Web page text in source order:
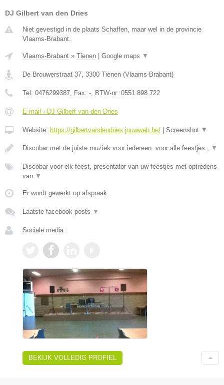
DJ Gilbert van den Dries
Niet gevestigd in de plaats Schaffen, maar wel in de provincie
Vlaams-Brabant.
Vlaams-Brabant » Tienen Google maps ▼
De Brouwerstraat 37 3300 Tienen (Vlaams-Brabant)
Tel: 0476299387 , Fax: - , BTW-nr: 0551.898.722
E-mail › DJ Gilbert van den Dries
Website: https://gilbertvandendries.jouwweb.be/ Screenshot ▼
Discobar met de juiste muziek voor iedereen. voor alle feestjes , ▼
Discobar voor elk feest, presentator van uw feestjes met optredens
van ▼
Er wordt gewerkt op afspraak.
Laatste facebook posts ▼
Sociale media:
BEKIJK VOLLEDIG PROFIEL